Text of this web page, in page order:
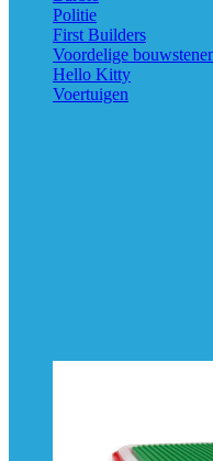
Politie
First Builders
Voordelige
Hello Kitty
Voertuigen